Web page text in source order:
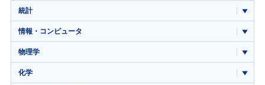
統計
情報・コンピュータ
物理学
化学